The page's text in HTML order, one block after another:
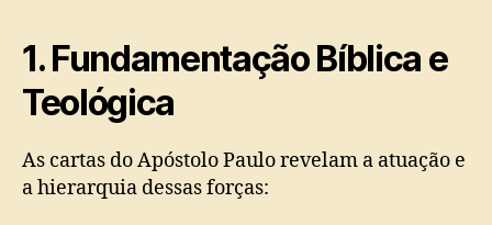
1. Fundamentação Bíblica e
Teológica
As cartas do Apóstolo Paulo revelam a atuação e
a hierarquia dessas forças: